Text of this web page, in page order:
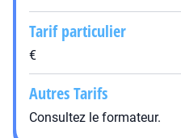
Tarif particulier
€
Autres Tarifs
Consultez le formateur.